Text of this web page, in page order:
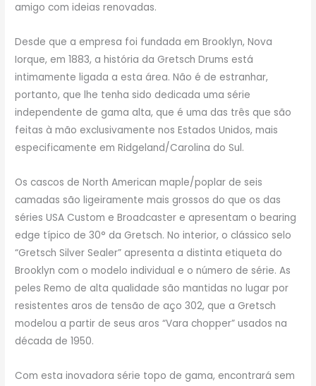
amigo com ideias renovadas.
Desde que a empresa foi fundada em Brooklyn, Nova
Iorque, em 1883, a história da Gretsch Drums está
intimamente ligada a esta área. Não é de estranhar,
portanto, que lhe tenha sido dedicada uma série
independente de gama alta, que é uma das três que são
feitas à mão exclusivamente nos Estados Unidos, mais
especificamente em Ridgeland/Carolina do Sul.
Os cascos de North American maple/poplar de seis
camadas são ligeiramente mais grossos do que os das
séries USA Custom e Broadcaster e apresentam o bearing
edge típico de 30° da Gretsch. No interior, o clássico selo
“Gretsch Silver Sealer” apresenta a distinta etiqueta do
Brooklyn com o modelo individual e o número de série. As
peles Remo de alta qualidade são mantidas no lugar por
resistentes aros de tensão de aço 302, que a Gretsch
modelou a partir de seus aros “Vara chopper” usados ​​na
década de 1950.
Com esta inovadora série topo de gama, encontrará sem